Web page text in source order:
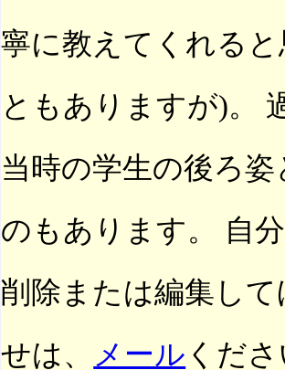
寧に教えてくれる
ともありますが)。
当時の学生の後ろ
のもあります。 自
削除または編集し
せは、
メール くだ